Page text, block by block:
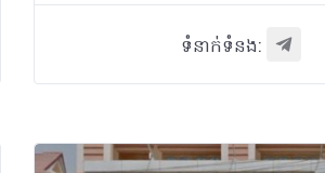
ទំនាក់ទំនង: